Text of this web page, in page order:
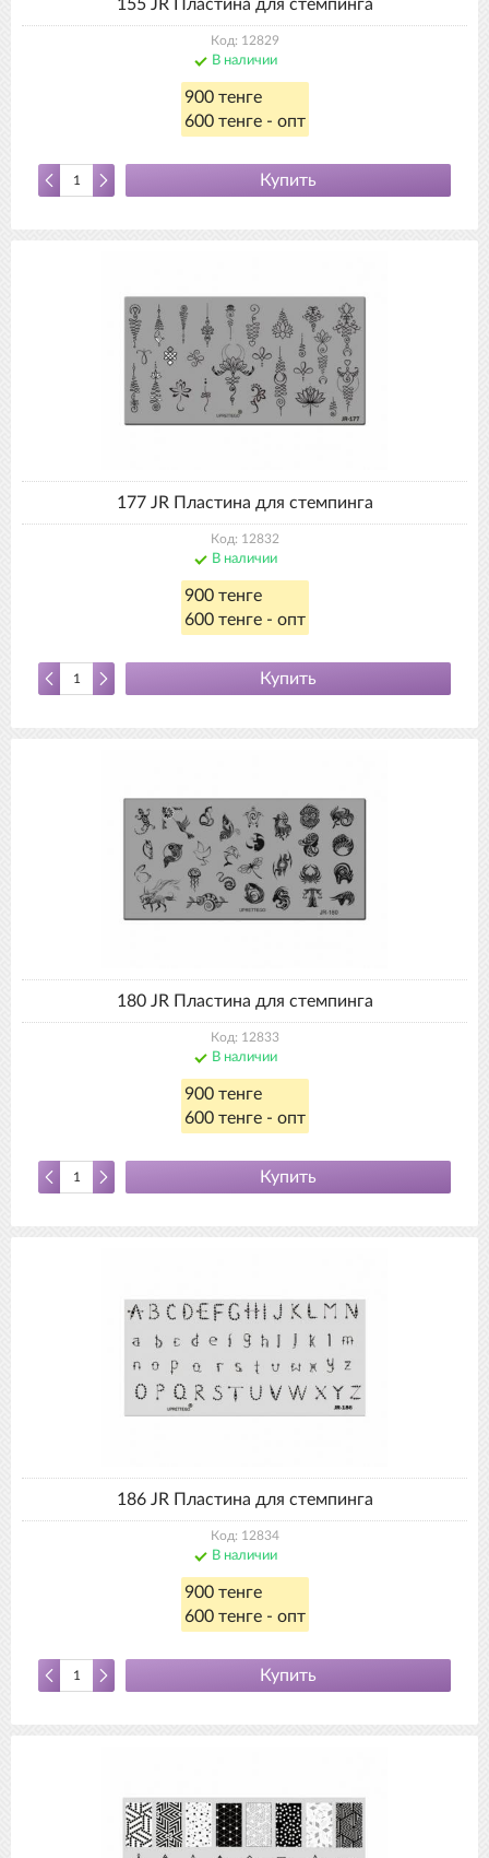
155 JR Пластина для стемпинга
Код: 12829
В наличии
900 тенге
600 тенге - опт
Купить
177 JR Пластина для стемпинга
Код: 12832
В наличии
900 тенге
600 тенге - опт
Купить
180 JR Пластина для стемпинга
Код: 12833
В наличии
900 тенге
600 тенге - опт
Купить
186 JR Пластина для стемпинга
Код: 12834
В наличии
900 тенге
600 тенге - опт
Купить